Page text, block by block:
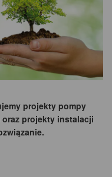
projekty pompy
oraz projekty instalacji